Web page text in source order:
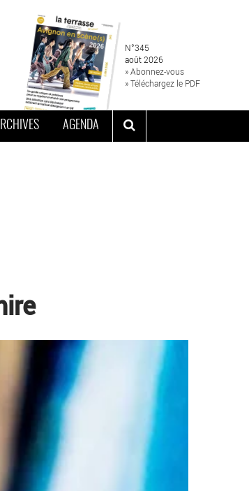
N°345
août 2026
» Abonnez-vous
» Téléchargez le PDF
AGENDA